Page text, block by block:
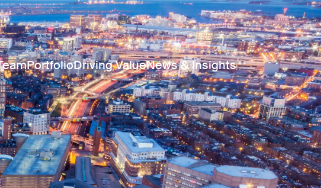
PortfolioDriving ValueNews & Insights